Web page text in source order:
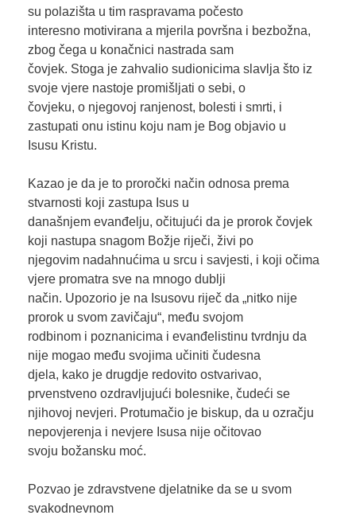
su polazišta u tim raspravama počesto
interesno motivirana a mjerila površna i bezbožna,
zbog čega u konačnici nastrada sam
čovjek. Stoga je zahvalio sudionicima slavlja što iz
svoje vjere nastoje promišljati o sebi, o
čovjeku, o njegovoj ranjenost, bolesti i smrti, i
zastupati onu istinu koju nam je Bog objavio u
Isusu Kristu.
Kazao je da je to proročki način odnosa prema
stvarnosti koji zastupa Isus u
današnjem evanđelju, očitujući da je prorok čovjek
koji nastupa snagom Božje riječi, živi po
njegovim nadahnućima u srcu i savjesti, i koji očima
vjere promatra sve na mnogo dublji
način. Upozorio je na Isusovu riječ da „nitko nije
prorok u svom zavičaju“, među svojom
rodbinom i poznanicima i evanđelistinu tvrdnju da
nije mogao među svojima učiniti čudesna
djela, kako je drugdje redovito ostvarivao,
prvenstveno ozdravljujući bolesnike, čudeći se
njihovoj nevjeri. Protumačio je biskup, da u ozračju
nepovjerenja i nevjere Isusa nije očitovao
svoju božansku moć.
Pozvao je zdravstvene djelatnike da se u svom
svakodnevnom